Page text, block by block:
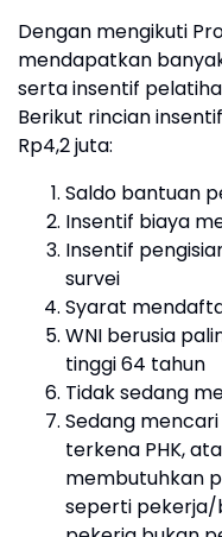
Dengan mengikuti
mendapatkan
serta insentif
Berikut rincian insentif
Rp4,2 juta:
Saldo bantuan
Insentif biaya
Insentif
survei
Syarat
WNI berusia
tinggi 64 tahun
Tidak sedang
Sedang
terkena PHK,
membutuhkan
seperti pekerja/